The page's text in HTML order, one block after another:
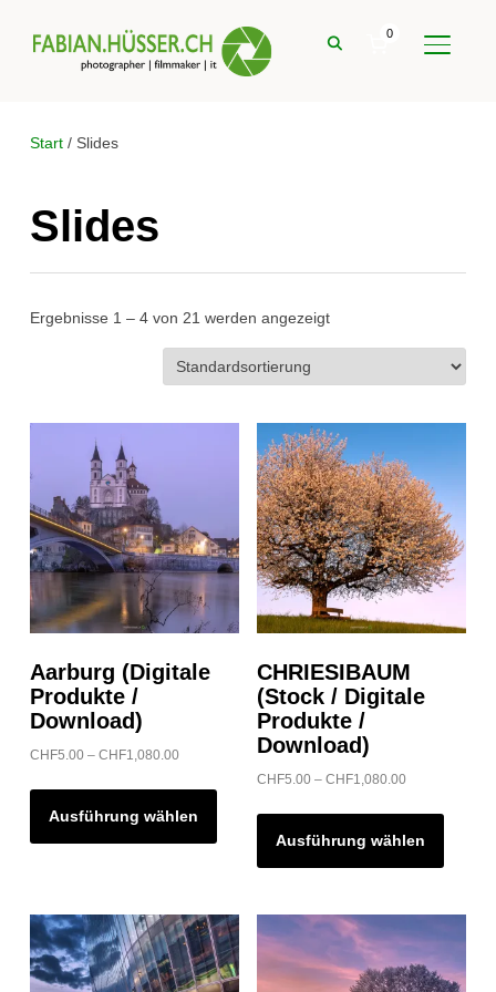
0
Start/ Slides
Slides
Ergebnisse 1 – 4 von 21 werden angezeigt
Aarburg (Digitale
Produkte /
Download)
CHF5.00 – CHF1,080.00Preisspanne:
CHF1,080.00
Ausführung wählen
Dieses
Produkt
weist
mehrere
auf.
Die
Optionen
CHRIESIBAUM
(Stock / Digitale
Produkte /
Download)
CHF5.00 – CHF1,080.00Preisspanne:
CHF1,080.00
Ausführung wählen
Dieses
weist
Die